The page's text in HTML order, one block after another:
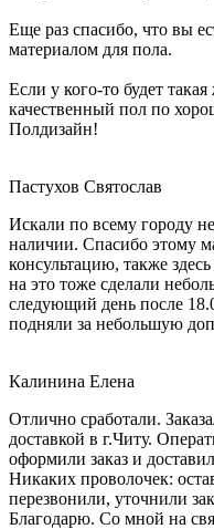
Еще раз спасибо, что вы
материалом для пола.
Если у кого-то будет
качественный пол по
Полдизайн!
Пастухов Святослав
Искали по всему городу
наличии. Спасибо этому
консультацию, также
на это тоже сделали
следующий день после
подняли за небольшую
Калинина Елена
Отлично сработали.
доставкой в г.Читу.
оформили заказ и
Никаких проволочек:
перезвонили, уточнили
Благодарю. Со мной на